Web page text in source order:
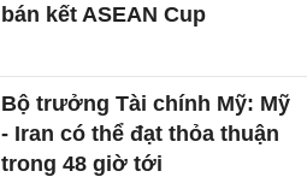
bán kết ASEAN Cup
Bộ trưởng Tài chính Mỹ: Mỹ
- Iran có thể đạt thỏa thuận
trong 48 giờ tới